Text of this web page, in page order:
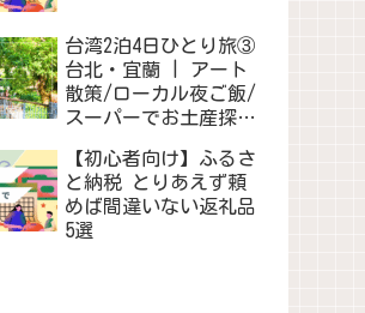
台湾2泊4日ひとり旅③
台北・宜蘭 | アート
散策/ローカル夜ご飯/
スーパーでお土産探
【初心者向け】ふるさ
と納税 とりあえず頼
めば間違いない返礼品
5選